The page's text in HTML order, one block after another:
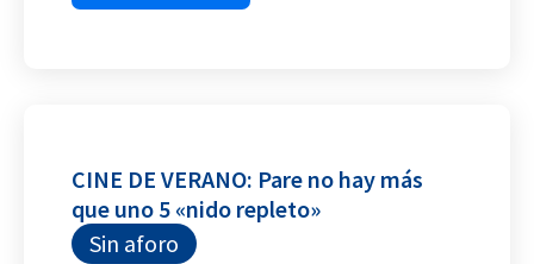
CINE DE VERANO: Pare no hay más
que uno 5 «nido repleto»
Sin aforo